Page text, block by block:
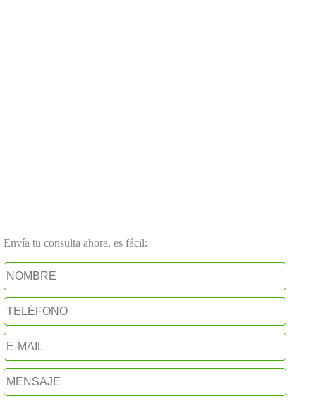
Envía tu consulta ahora, es fácil: